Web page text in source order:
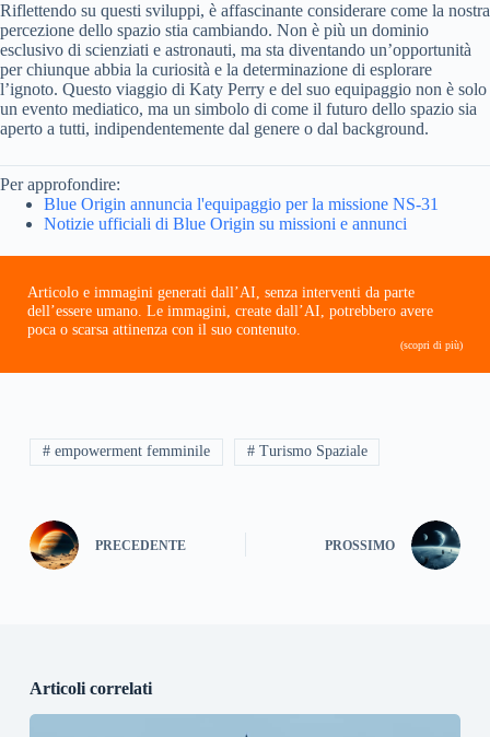
Riflettendo su questi sviluppi, è affascinante considerare come la nostra
percezione dello spazio stia cambiando. Non è più un dominio
esclusivo di scienziati e astronauti, ma sta diventando un’opportunità
per chiunque abbia la curiosità e la determinazione di esplorare
l’ignoto. Questo viaggio di Katy Perry e del suo equipaggio non è solo
un evento mediatico, ma un simbolo di come il futuro dello spazio sia
aperto a tutti, indipendentemente dal genere o dal background.
Per approfondire:
Blue Origin annuncia l'equipaggio per la missione NS-31
Notizie ufficiali di Blue Origin su missioni e annunci
Articolo e immagini generati dall’AI, senza interventi da parte
dell’essere umano. Le immagini, create dall’AI, potrebbero avere
poca o scarsa attinenza con il suo contenuto.
(scopri di più)
# empowerment femminile # Turismo Spaziale
PRECEDENTE PROSSIMO
Articoli correlati